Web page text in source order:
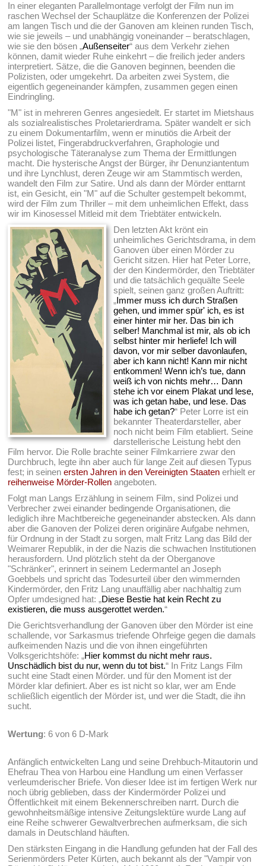
In einer eleganten Parallelmontage verfolgt der Film nun im
raschen Wechsel der Schauplätze die Konferenzen der Polizei
am langen Tisch und die der Ganoven am kleinen runden Tisch,
wie sie jeweils – und unabhängig voneinander – beratschlagen,
wie sie den bösen „Außenseiter“ aus dem Verkehr ziehen
können, damit wieder Ruhe einkehrt – die freilich jeder anders
interpretiert. Sätze, die die Ganoven beginnen, beenden die
Polizisten, oder umgekehrt. Da arbeiten zwei System, die
eigentlich gegeneinander kämpfen, zusammen gegen einen
Eindringling.
"M" ist in mehreren Genres angesiedelt. Er startet im Mietshaus
als sozialrealistisches Proletarierdrama. Später wandelt er sich
zu einem Dokumentarfilm, wenn er minutiös die Arbeit der
Polizei listet, Fingerabdruckverfahren, Graphologie und
psychologische Täteranalyse zum Thema der Ermittlungen
macht. Die hysterische Angst der Bürger, ihr Denunziantentum
und ihre Lynchlust, deren Zeuge wir am Stammtisch werden,
wandelt den Film zur Satire. Und als dann der Mörder enttarnt
ist, ein Gesicht, ein "M" auf die Schulter gestempelt bekommt,
wird der Film zum Thriller – mit dem unheimlichen Effekt, dass
wir im Kinosessel Mitleid mit dem Triebtäter entwickeln.
Den letzten Akt krönt ein
unheimliches Gerichtsdrama, in dem
Ganoven über einen Mörder zu
Gericht sitzen. Hier hat Peter Lorre,
der den Kindermörder, den Triebtäter
und die tatsächlich gequälte Seele
spielt, seinen ganz großen Auftritt:
„Immer muss ich durch Straßen
gehen, und immer spür' ich, es ist
einer hinter mir her. Das bin ich
selber! Manchmal ist mir, als ob ich
selbst hinter mir herliefe! Ich will
davon, vor mir selber davonlaufen,
aber ich kann nicht! Kann mir nicht
entkommen! Wenn ich’s tue, dann
weiß ich von nichts mehr… Dann
stehe ich vor einem Plakat und lese,
was ich getan habe, und lese. Das
habe ich getan?“ Peter Lorre ist ein
bekannter Theaterdarsteller, aber
noch nicht beim Film etabliert. Seine
darstellerische Leistung hebt den
Film hervor. Die Rolle brachte seiner Filmkarriere zwar den
Durchbruch, legte ihn aber auch für lange Zeit auf diesen Typus
fest; in seinenersten Jahren in den Vereinigten Staaten erhielt er
reihenweise Mörder-Rollen angeboten.
Folgt man Langs Erzählung in seinem Film, sind Polizei und
Verbrecher zwei einander bedingende Organisationen, die
lediglich ihre Machtbereiche gegeneinander abstecken. Als dann
aber die Ganoven der Polizei deren originäre Aufgabe nehmen,
für Ordnung in der Stadt zu sorgen, malt Fritz Lang das Bild der
Weimarer Republik, in der die Nazis die schwachen Institutionen
herausfordern. Und plötzlich steht da der Oberganove
"Schränker", erinnert in seinem Ledermantel an Joseph
Goebbels und spricht das Todesurteil über den wimmernden
Kindermörder, den Fritz Lang unauffällig aber nachhaltig zum
Opfer umdesigned hat: „Diese Bestie hat kein Recht zu
existieren, die muss ausgerottet werden.“
Die Gerichtsverhandlung der Ganoven über den Mörder ist eine
schallende, vor Sarkasmus triefende Ohrfeige gegen die damals
aufkeimenden Nazis und die von ihnen eingeführten
Volksgerichtshöfe: „Hier kommst du nicht mehr raus.
Unschädlich bist du nur, wenn du tot bist.“ In Fritz Langs Film
sucht eine Stadt einen Mörder. und für den Moment ist der
Mörder klar definiert. Aber es ist nicht so klar, wer am Ende
schließlich eigentlich der Mörder ist, und wer die Stadt, die ihn
sucht.
Wertung: 6 von 6 D-Mark
Anfänglich entwickelten Lang und seine Drehbuch-Mitautorin und
Ehefrau Thea von Harbou eine Handlung um einen Verfasser
verleumderischer Briefe. Von dieser Idee ist im fertigen Werk nur
noch übrig geblieben, dass der Kindermörder Polizei und
Öffentlichkeit mit einem Bekennerschreiben narrt. Durch die
gewohnheitsmäßige intensive Zeitungslektüre wurde Lang auf
eine Reihe schwerer Gewaltverbrechen aufmerksam, die sich
damals in Deutschland häuften.
Den stärksten Eingang in die Handlung gefunden hat der Fall des
Serienmörders Peter Kürten, auch bekannt als der "Vampir von